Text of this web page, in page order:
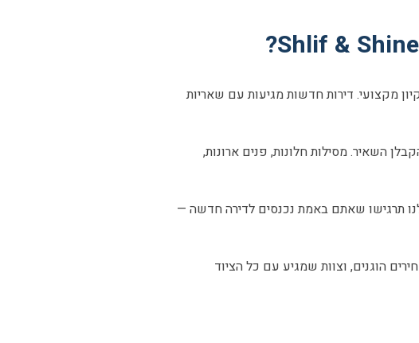
מקצועי. דירות חדשות מגיעות עם שאריות
השאיר. מסילות חלונות, פנים ארונות,
תרגישו שאתם באמת נכנסים לדירה חדשה —
הוגנים, וצוות שמגיע עם כל הציוד